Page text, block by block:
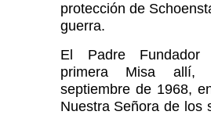
protección de
guerra.
El Padre Fundador
primera Misa
septiembre de 1968,
Nuestra Señora de los